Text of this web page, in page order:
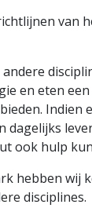
van
en eten
Indien
dagelijks
ook hulp
hebben wij
disciplines.